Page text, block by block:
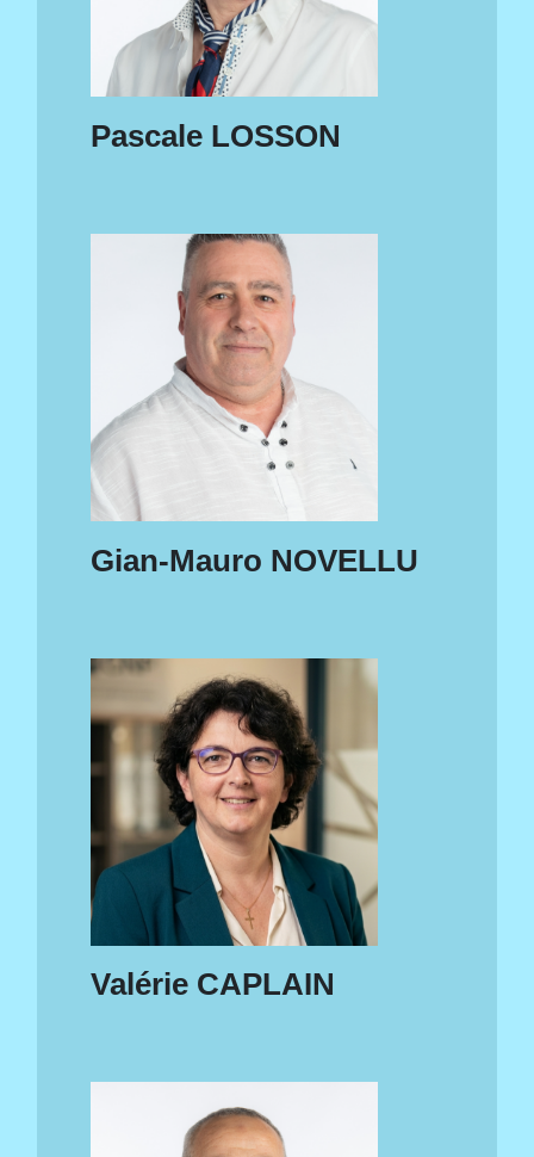
Pascale LOSSON
Gian-Mauro NOVELLU
Valérie CAPLAIN